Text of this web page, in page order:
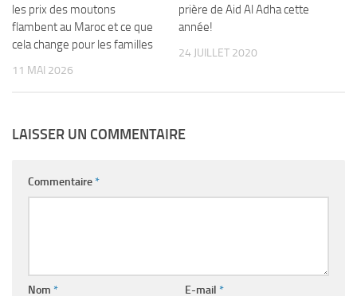
les prix des moutons
flambent au Maroc et ce que
cela change pour les familles
11 MAI 2026
prière de Aid Al Adha cette
année!
24 JUILLET 2020
LAISSER UN COMMENTAIRE
Commentaire*
Nom * E-mail *